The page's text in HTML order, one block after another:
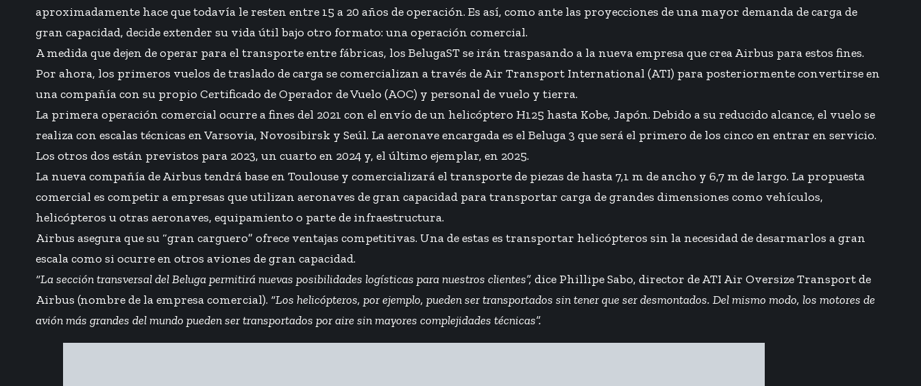
aproximadamente hace que todavía le resten entre 15 a 20 años de operación. Es así, como ante las proyecciones de una mayor demanda de carga de
gran capacidad, decide extender su vida útil bajo otro formato: una operación comercial.
A medida que dejen de operar para el transporte entre fábricas, los BelugaST se irán traspasando a la nueva empresa que crea Airbus para estos fines.
Por ahora, los primeros vuelos de traslado de carga se comercializan a través de Air Transport International (ATI) para posteriormente convertirse en
una compañía con su propio Certificado de Operador de Vuelo (AOC) y personal de vuelo y tierra.
La primera operación comercial ocurre a fines del 2021 con el envío de un helicóptero H125 hasta Kobe, Japón. Debido a su reducido alcance, el vuelo se
realiza con escalas técnicas en Varsovia, Novosibirsk y Seúl. La aeronave encargada es el Beluga 3 que será el primero de los cinco en entrar en servicio.
Los otros dos están previstos para 2023, un cuarto en 2024 y, el último ejemplar, en 2025.
La nueva compañía de Airbus tendrá base en Toulouse y comercializará el transporte de piezas de hasta 7,1 m de ancho y 6,7 m de largo. La propuesta
comercial es competir a empresas que utilizan aeronaves de gran capacidad para transportar carga de grandes dimensiones como vehículos,
helicópteros u otras aeronaves, equipamiento o parte de infraestructura.
Airbus asegura que su “gran carguero” ofrece ventajas competitivas. Una de estas es transportar helicópteros sin la necesidad de desarmarlos a gran
escala como si ocurre en otros aviones de gran capacidad.
“La sección transversal del Beluga permitirá nuevas posibilidades logísticas para nuestros clientes”, dice Phillipe Sabo, director de ATI Air Oversize Transport de
Airbus (nombre de la empresa comercial). “Los helicópteros, por ejemplo, pueden ser transportados sin tener que ser desmontados. Del mismo modo, los motores de
avión más grandes del mundo pueden ser transportados por aire sin mayores complejidades técnicas”.